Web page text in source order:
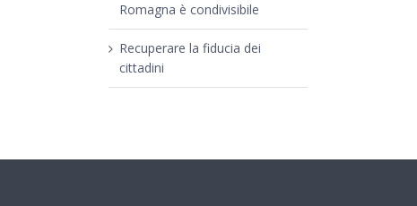
Romagna è condivisibile
Recuperare la fiducia dei
cittadini